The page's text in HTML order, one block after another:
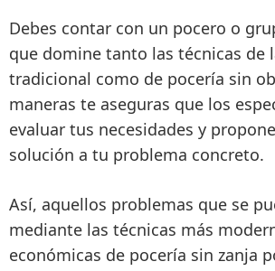
Debes contar con un pocero o
que domine tanto las técnicas de
tradicional como de pocería sin
maneras te aseguras que los
evaluar tus necesidades y
solución a tu problema concreto.
Así, aquellos problemas que se
mediante las técnicas más
económicas de pocería sin zanja